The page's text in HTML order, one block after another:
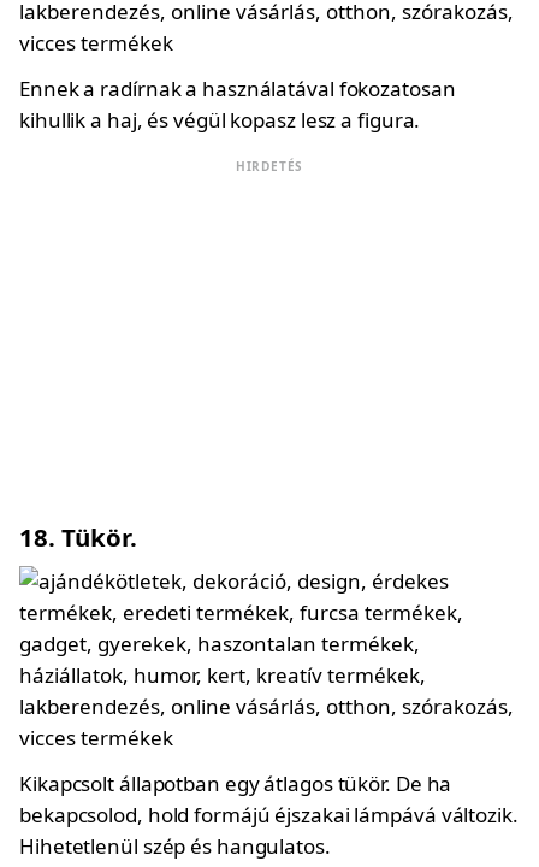
Ennek a radírnak a használatával fokozatosan
kihullik a haj, és végül kopasz lesz a figura.
HIRDETÉS
18. Tükör.
Kikapcsolt állapotban egy átlagos tükör. De ha
bekapcsolod, hold formájú éjszakai lámpává változik.
Hihetetlenül szép és hangulatos.